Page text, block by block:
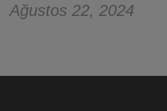
Ağustos 22, 2024